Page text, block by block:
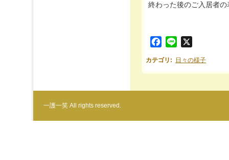
終わった後のご入居者
Facebook
Line
カテゴリ : 日々の様子
一護一笑 All rights reserved.